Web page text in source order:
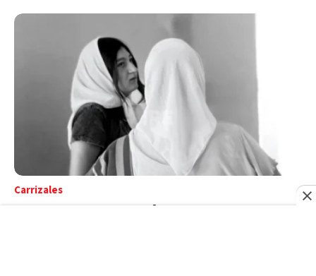
Carrizales
Carrizales conmemoró el 24 de marzo con